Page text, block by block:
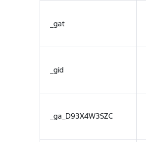
_gat
_gid
_ga_D93X4W3SZC